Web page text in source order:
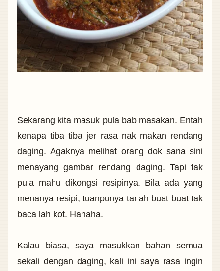
Sekarang kita masuk pula bab masakan. Entah
kenapa tiba tiba jer rasa nak makan rendang
daging. Agaknya melihat orang dok sana sini
menayang gambar rendang daging. Tapi tak
pula mahu dikongsi resipinya. Bila ada yang
menanya resipi, tuanpunya tanah buat buat tak
baca lah kot. Hahaha.
Kalau biasa, saya masukkan bahan semua
sekali dengan daging, kali ini saya rasa ingin